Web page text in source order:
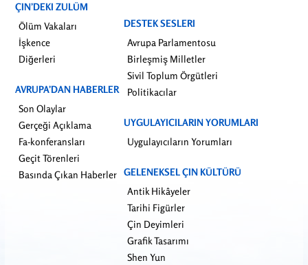
ÇIN’DEKI ZULÜM
Ölüm Vakaları
İşkence
Diğerleri
AVRUPA’DAN HABERLER
Son Olaylar
Gerçeği Açıklama
Fa-konferansları
Geçit Törenleri
Basında Çıkan Haberler
DESTEK SESLERI
Avrupa Parlamentosu
Birleşmiş Milletler
Sivil Toplum Örgütleri
Politikacılar
UYGULAYICILARIN YORUMLARI
Uygulayıcıların Yorumları
GELENEKSEL ÇIN KÜLTÜRÜ
Antik Hikâyeler
Tarihi Figürler
Çin Deyimleri
Grafik Tasarımı
Shen Yun